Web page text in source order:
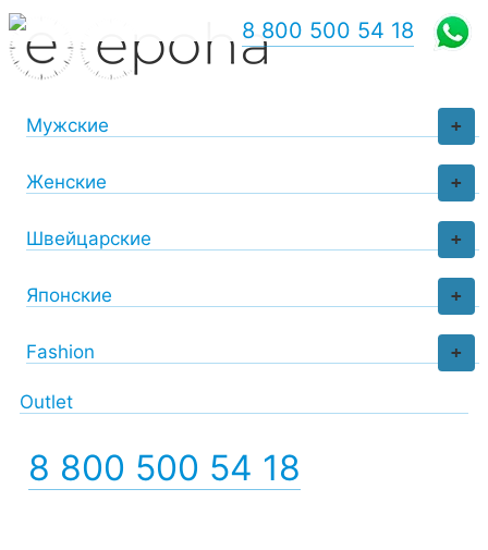
+
Мужские
+
Женские
+
Швейцарские
+
Японские
+
Fashion
Outlet
8 800 500 54 18
8 800 500 54 18